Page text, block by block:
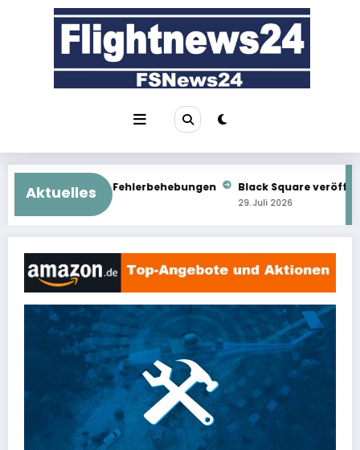
Aktuelles Black Square veröffentlicht Commander 114
29. Juli 2026